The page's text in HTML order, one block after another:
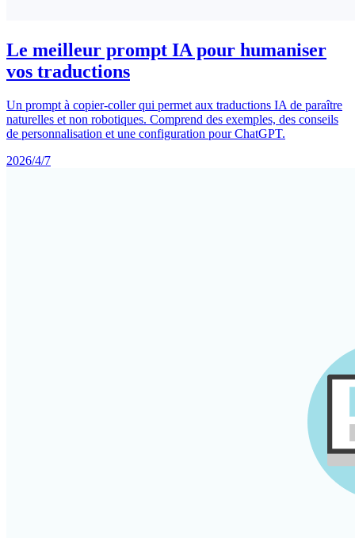
Le meilleur prompt IA pour humaniser
vos traductions
Un prompt à copier-coller qui permet aux traductions IA de paraître
naturelles et non robotiques. Comprend des exemples, des conseils
de personnalisation et une configuration pour ChatGPT.
2026/4/7